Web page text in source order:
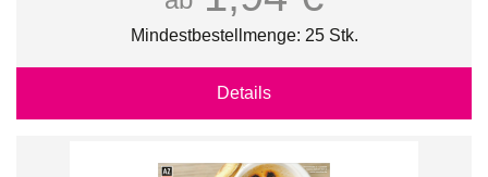
Mindestbestellmenge: 25 Stk.
Details